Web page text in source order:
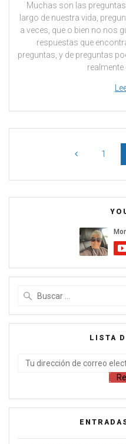
Muchas son las
largo de nuestra vida,
a veces, que o bien no nos
respuestas que
preguntas, y de preguntas
realmente
1
LISTA